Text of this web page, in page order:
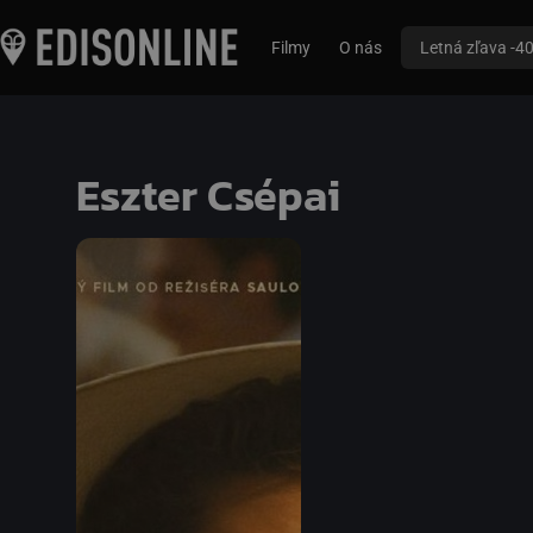
Filmy O nás Letná zľava -
Eszter Csépai